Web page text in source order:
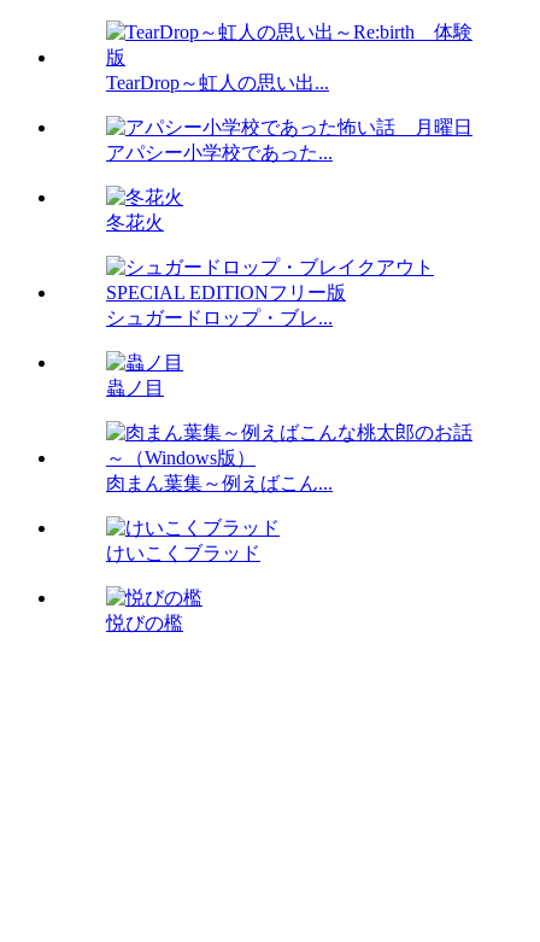
TearDrop～虹人の思い出...
アパシー小学校であった...
冬花火
シュガードロップ・ブレ...
蟲ノ目
肉まん葉集～例えばこん...
けいこくブラッド
悦びの檻